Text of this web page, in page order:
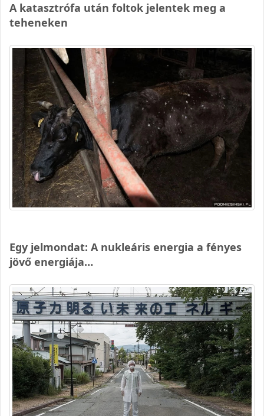
A katasztrófa után foltok jelentek meg a
teheneken
Egy jelmondat: A nukleáris energia a fényes
jövő energiája…